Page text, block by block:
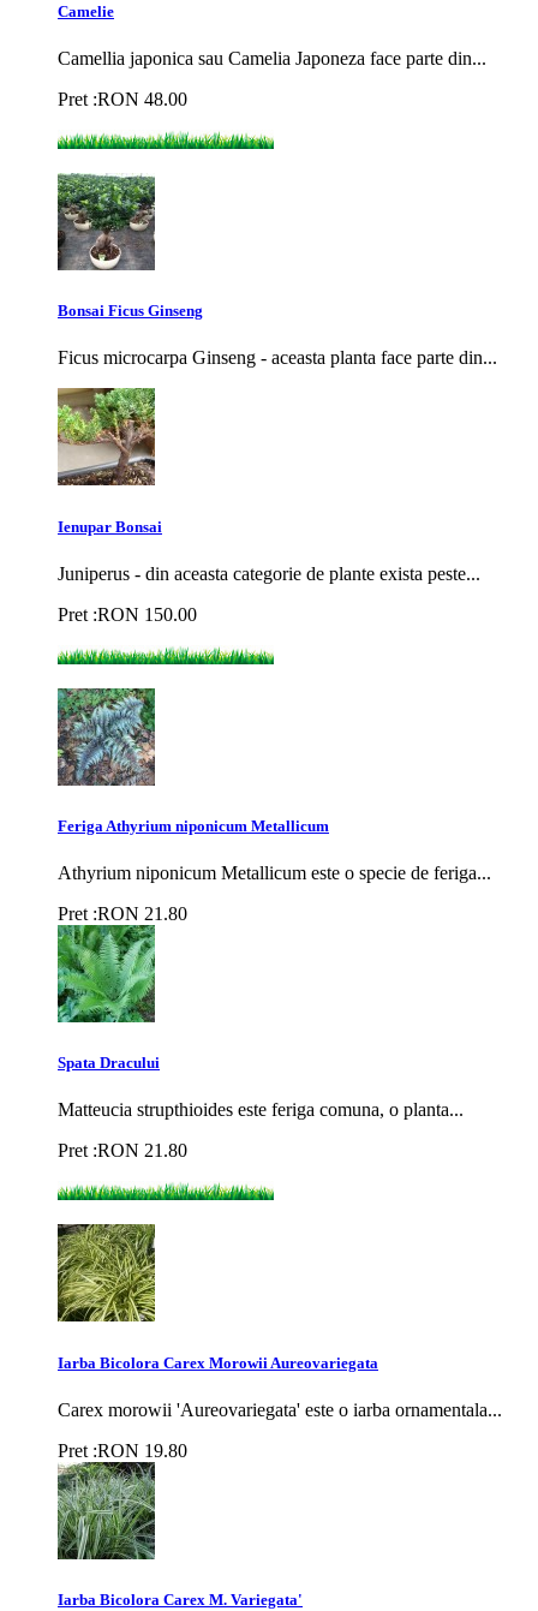
Camelie
Camellia japonica sau Camelia Japoneza face parte din...
Pret :RON 48.00
Bonsai Ficus Ginseng
Ficus microcarpa Ginseng - aceasta planta face parte din...
Ienupar Bonsai
Juniperus - din aceasta categorie de plante exista peste...
Pret :RON 150.00
Feriga Athyrium niponicum Metallicum
Athyrium niponicum Metallicum este o specie de feriga...
Pret :RON 21.80
Spata Dracului
Matteucia strupthioides este feriga comuna, o planta...
Pret :RON 21.80
Iarba Bicolora Carex Morowii Aureovariegata
Carex morowii 'Aureovariegata' este o iarba ornamentala...
Pret :RON 19.80
Iarba Bicolora Carex M. Variegata'